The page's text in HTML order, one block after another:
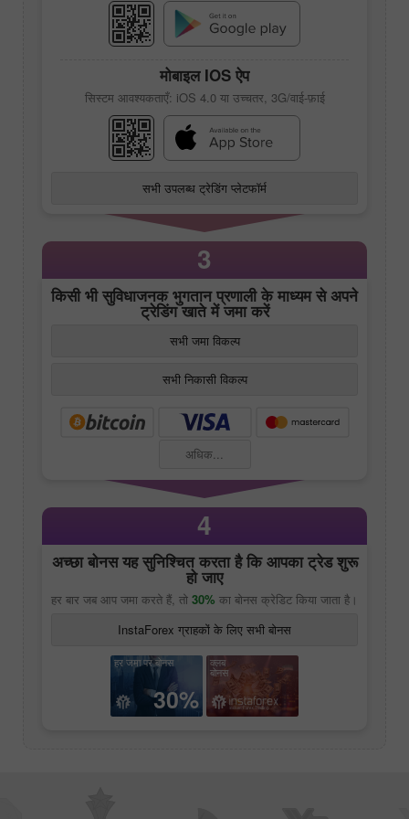
मोबाइल IOS ऐप
सिस्टम आवश्यकताएँ: iOS 4.0 या उच्चतर, 3G/वाई-फ़ाई
सभी उपलब्ध ट्रेडिंग प्लेटफॉर्म
3
किसी भी सुविधाजनक भुगतान प्रणाली के माध्यम से अपने
ट्रेडिंग खाते में जमा करें
सभी जमा विकल्प
सभी निकासी विकल्प
अधिक...
4
अच्छा बोनस यह सुनिश्चित करता है कि आपका ट्रेड शुरू
हो जाए
हर बार जब आप जमा करते हैं, तो 30% का बोनस क्रेडिट किया जाता है।
InstaForex ग्राहकों के लिए सभी बोनस
हर जमा पर बोनस
30%
क्लब
बोनस